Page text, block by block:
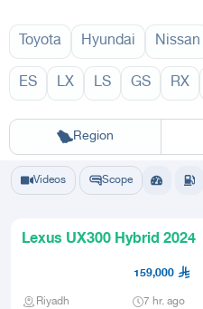
Toyota Hyundai Nissan
ES LX LS GS RX
Region
Riyadh Eastern Region
Videos Scope
Lexus UX300 Hybrid 2024
159,000
Riyadh 7 hr. ago